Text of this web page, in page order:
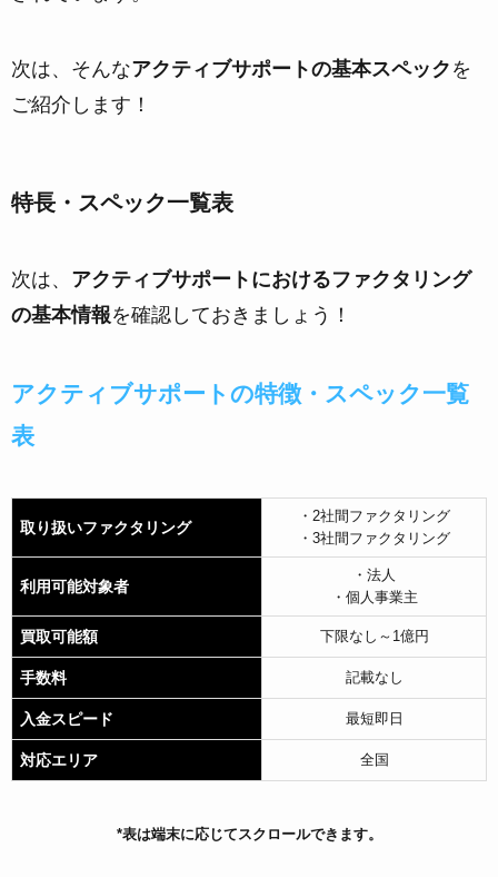
次は、そんなアクティブサポートの基本スペック を
ご紹介します！
特長・スペック一覧表
次は、 アクティブサポートにおけるファクタリング
の基本情報を確認しておきましょう！
アクティブサポートの特徴・スペック一覧
表
取り扱いファクタリング
・2社間ファクタリング
・3社間ファクタリング
利用可能対象者
・法人
・個人事業主
買取可能額 下限なし～1億円
手数料 記載なし
入金スピード 最短即日
対応エリア 全国
*表は端末に応じてスクロールできます。